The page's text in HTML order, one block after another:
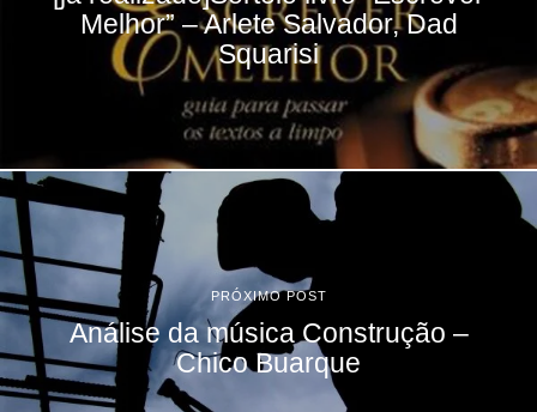
Melhor” – Arlete Salvador, Dad
Squarisi
PRÓXIMO POST
Análise da música Construção –
Chico Buarque